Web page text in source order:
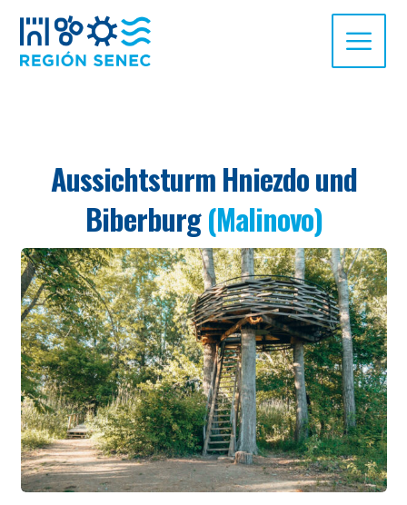
Aussichtsturm Hniezdo und
Biberburg(Malinovo)